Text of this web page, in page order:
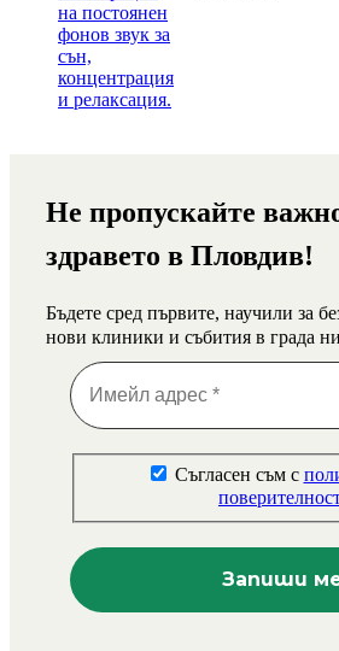
Не пропускайте
здравето в Пловдив!
Бъдете сред първите, научили за
нови клиники и събития в града
Съгласен съм с